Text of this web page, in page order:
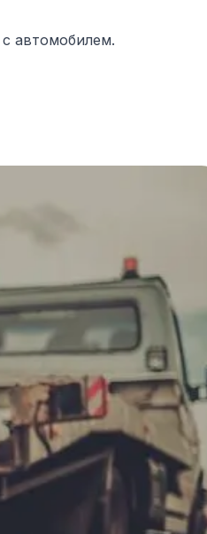
автомобилем.